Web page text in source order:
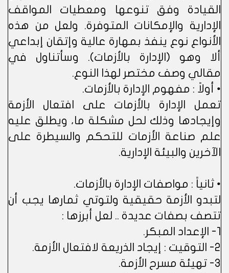
القيادة وفق تنوعها ومعطيات المواقف
الإدارية والإمكانات المتوفرة. ولعل من هذه
الأنواع نوع ينفذ بمهارة عالية وإتقان إبداعي
ألا وهو (الإدارة بالأزمات). وسأتناول في
مقالي وصف مختصر لهذا النوع.
• أولاً : مفهوم الإدارة بالأزمات.
تعمل الإدارة بالأزمات على افتعال الأزمة
وإيجادها وذلك لحل مشكلة ما، ويطلق عليه
علم صناعة الأزمات للتحكم والسيطرة على
الآخرين والبيئة الإدارية.
• ثانياً : مواصفات الإدارة بالأزمات.
لتبدو الأزمة حقيقية ولتوتي ثمارها يجب أن
تتصف بصفات عديدة .. لعل أبرزها :
1- الإعداد المبكر.
2- التوقيت : إيجاد الذريعة لافتعال الأزمة.
3- تهيئة مسرح الأزمة.